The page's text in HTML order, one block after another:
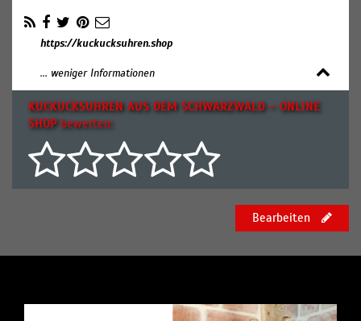
https://kuckucksuhren.shop
... weniger Informationen
KUCKUCKSUHREN AUS DEM SCHWARZWALD – ONLINE
SHOP bewerten:
Bearbeiten